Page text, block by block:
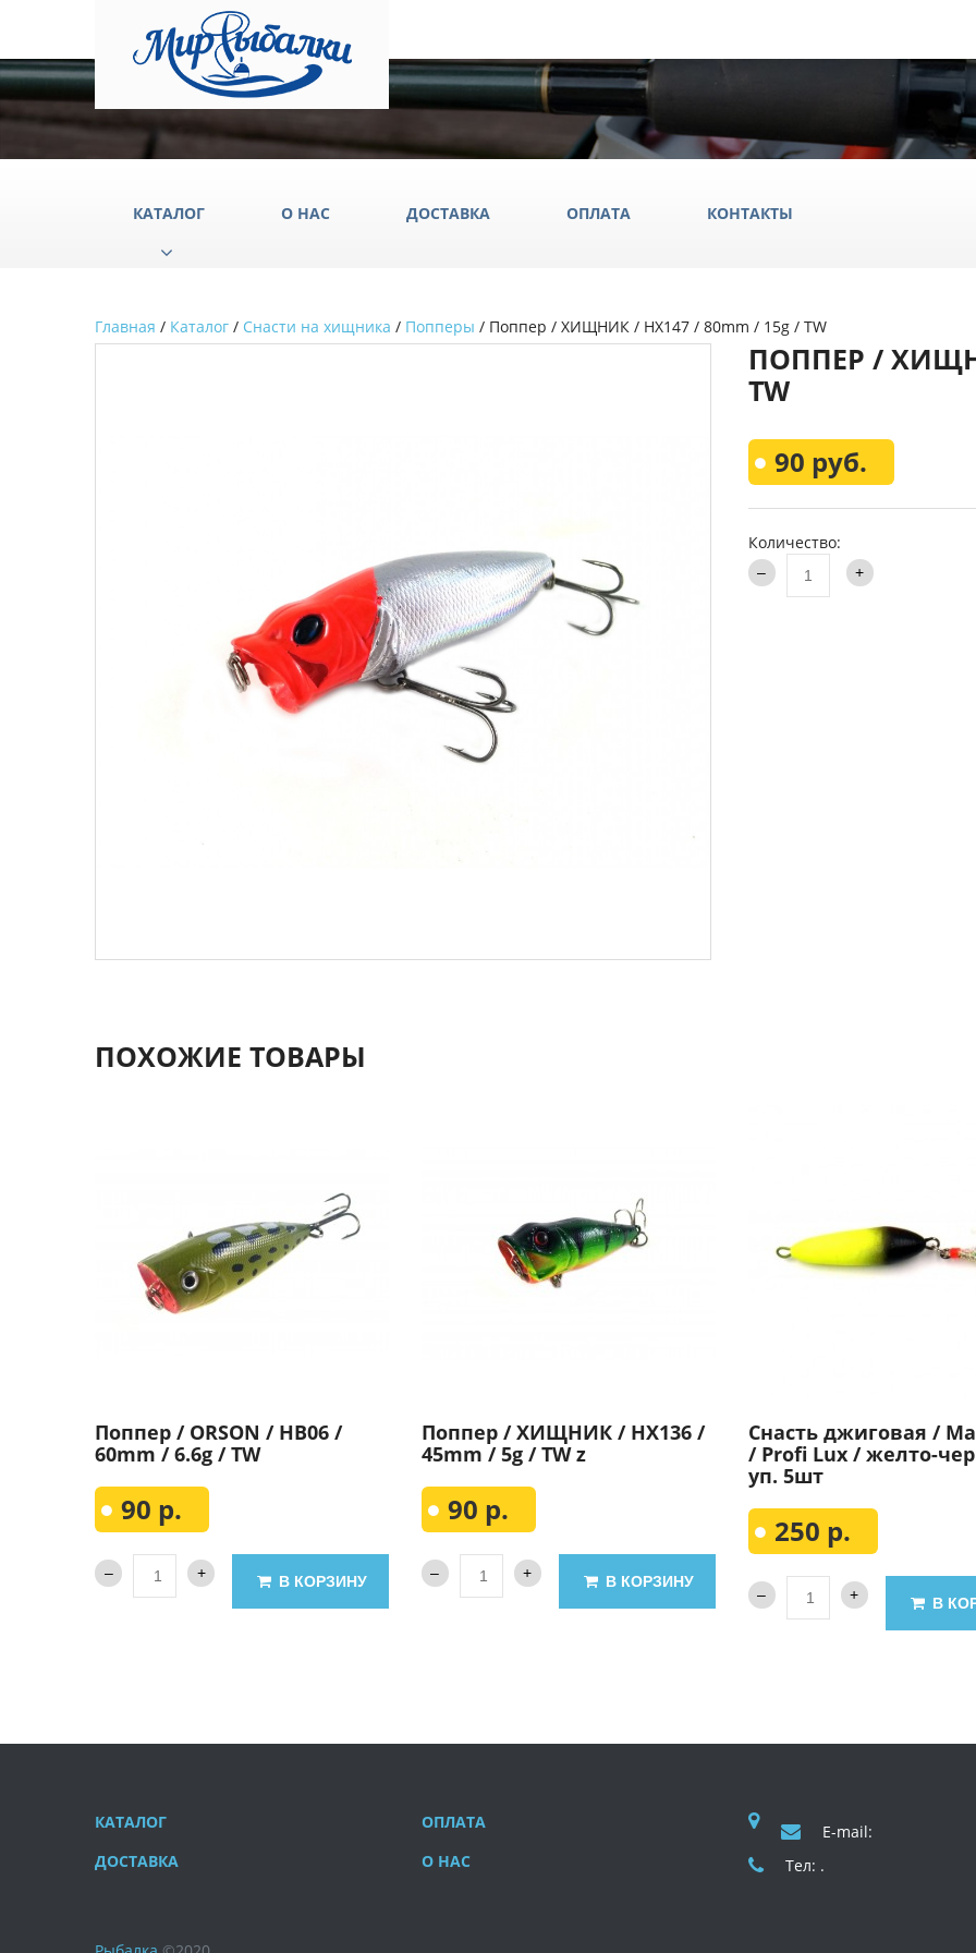
КАТАЛОГ
Аксессуары
Снасти на мирную рыбу
Туристическое снаряжение
Грузила
Снасти на хищника
Стулья и столы
Удочки
Технопланктон
Всё
О НАС ДОСТАВКА ОПЛАТА КОНТАКТЫ
Главная / Каталог / Снасти на хищника / Попперы / Поппер / ХИЩНИК / HX147 / 80mm / 15g / TW
ПОППЕР /
TW
90 руб.
Количество:
ПОХОЖИЕ ТОВАРЫ
Поппер / ORSON / HB06 /
60mm / 6.6g / TW
90 р.
В КОРЗИНУ
Поппер / ХИЩНИК / HX136 /
45mm / 5g / TW z
90 р.
В КОРЗИНУ
Снасть джиговая /
/ Profi Lux / желто-
уп. 5шт
250 р.
В
КАТАЛОГ
ДОСТАВКА
ОПЛАТА
О НАС
E-mail:
Тел: .